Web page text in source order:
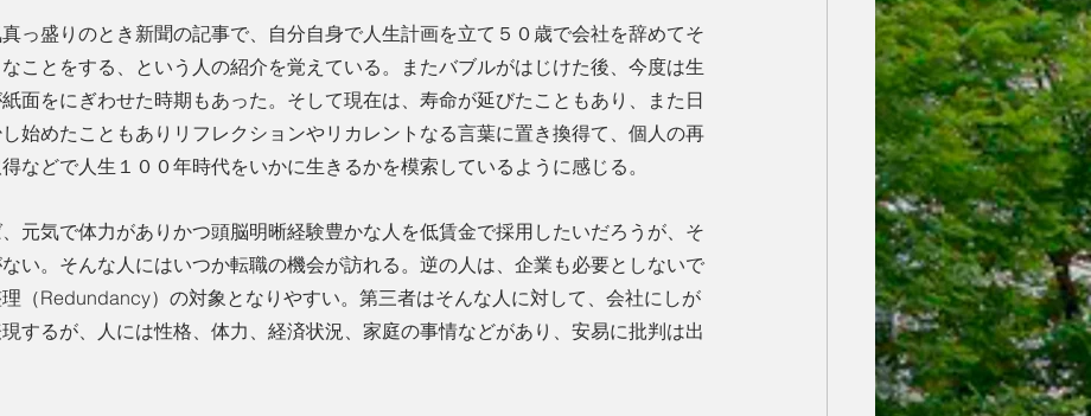
っ盛りのとき新聞の記事で、自分自身で人生計画を立て５０歳で会社を辞めてそ
ことをする、という人の紹介を覚えている。またバブルがはじけた後、今度は生
面をにぎわせた時期もあった。そして現在は、寿命が延びたこともあり、また日
始めたこともありリフレクションやリカレントなる言葉に置き換得て、個人の再
などで人生１００年時代をいかに生きるかを模索しているように感じる。
元気で体力がありかつ頭脳明晰経験豊かな人を低賃金で採用したいだろうが、そ
い。そんな人にはいつか転職の機会が訪れる。逆の人は、企業も必要としないで
（Redundancy）の対象となりやすい。第三者はそんな人に対して、会社にしが
するが、人には性格、体力、経済状況、家庭の事情などがあり、安易に批判は出